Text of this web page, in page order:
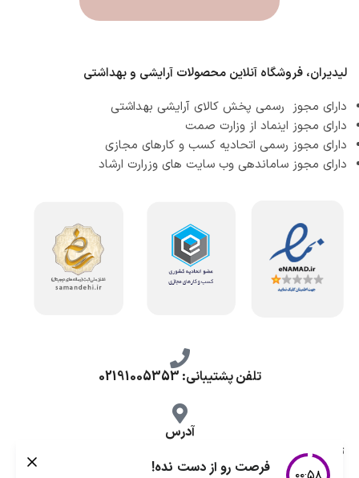
لیدیران، فروشگاه آنلاین محصولات آرایشی و بهداشتی
دارای مجوز رسمی پخش کالای آرایشی بهداشتی
دارای مجوز اینماد از وزارت صمت
دارای مجوز رسمی اتحادیه کسب و کارهای مجازی
دارای مجوز ساماندهی وب سایت های وزرارت ارشاد
تلفن پشتیبانی: 02191005353
آدرس
تهران، طرشت شمالی، خ محمد حسینی، کوچه گلناز شرقی، پلاک 10.